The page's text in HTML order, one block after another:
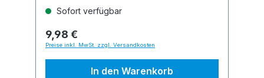
Sofort verfügbar
9,98 €
Preise inkl. MwSt. zzgl. Versandkosten
In den Warenkorb